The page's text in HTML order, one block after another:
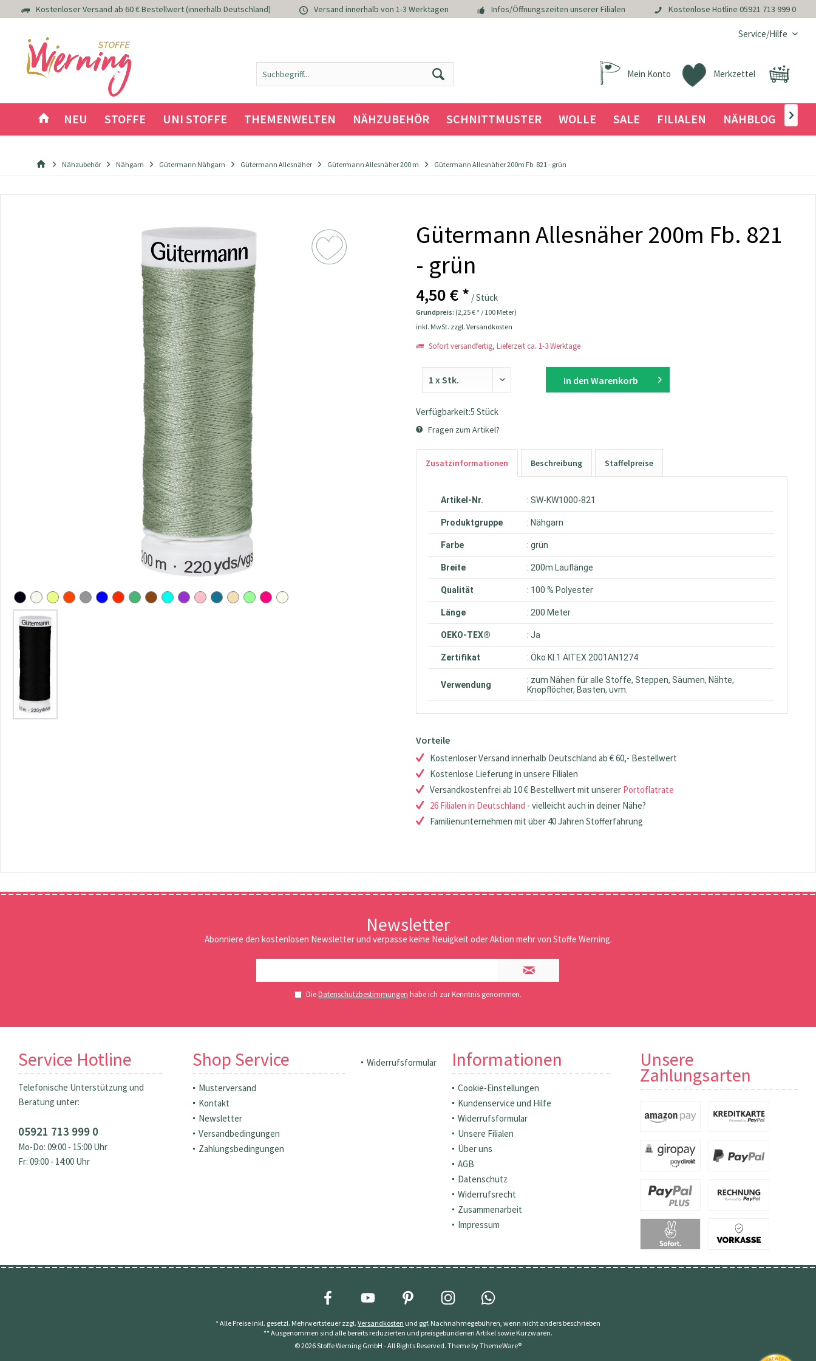
Kostenloser Versand ab 60 € Bestellwert (innerhalb Deutschland) Versand innerhalb von 1-3 Werktagen Infos/Öffnungszeiten unserer Filialen Kostenlose Hotline 05921 713 999 0
Service/Hilfe
Merkzettel
Mein Konto
NEU STOFFE UNI STOFFE THEMENWELTEN NÄHZUBEHÖR SCHNITTMUSTER WOLLE SALE FILIALEN NÄHBLOG 
Nähzubehör Nähgarn Gütermann Nähgarn Gütermann Allesnäher Gütermann Allesnäher 200 m Gütermann Allesnäher 200m Fb. 821 - grün
Gütermann Allesnäher 200m Fb. 821
- grün
4,50 € * / Stück
Grundpreis: (2,25 € * / 100 Meter)
inkl. MwSt. zzgl. Versandkosten
Sofort versandfertig, Lieferzeit ca. 1-3 Werktage
In den Warenkorb
Verfügbarkeit:5 Stück
Fragen zum Artikel?
Zusatzinformationen Beschreibung Staffelpreise
Artikel-Nr. : SW-KW1000-821
Produktgruppe : Nähgarn
Farbe : grün
Breite : 200m Lauflänge
Qualität : 100 % Polyester
Länge : 200 Meter
OEKO-TEX® : Ja
Zertifikat : Öko Kl.1 AITEX 2001AN1274
Verwendung
: zum Nähen für alle Stoffe, Steppen, Säumen, Nähte,
Knopflöcher, Basten, uvm.
Vorteile
Kostenloser Versand innerhalb Deutschland ab € 60,- Bestellwert
Kostenlose Lieferung in unsere Filialen
Versandkostenfrei ab 10 € Bestellwert mit unserer Portoflatrate
26 Filialen in Deutschland - vielleicht auch in deiner Nähe?
Familienunternehmen mit über 40 Jahren Stofferfahrung
Newsletter
Abonniere den kostenlosen Newsletter und verpasse keine Neuigkeit oder Aktion mehr von Stoffe Werning.
DieDatenschutzbestimmungen habe ich zur Kenntnis genommen.
Service Hotline
Telefonische Unterstützung und
Beratung unter:
05921 713 999 0
Mo-Do: 09:00 - 15:00 Uhr
Fr: 09:00 - 14:00 Uhr
Shop Service
Musterversand
Kontakt
Newsletter
Versandbedingungen
Zahlungsbedingungen
Widerrufsformular Informationen
Cookie-Einstellungen
Kundenservice und Hilfe
Widerrufsformular
Unsere Filialen
Über uns
AGB
Datenschutz
Widerrufsrecht
Zusammenarbeit
Impressum
Unsere
Zahlungsarten
* Alle Preise inkl. gesetzl. Mehrwertsteuer zzgl. Versandkosten und ggf. Nachnahmegebühren, wenn nicht anders beschrieben
** Ausgenommen sind alle bereits reduzierten und preisgebundenen Artikel sowie Kurzwaren.
© 2026 Stoffe Werning GmbH - All Rights Reserved. Theme byThemeWare®